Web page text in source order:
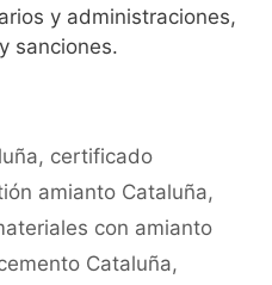
y administraciones,
sanciones.
, certificado
amianto Cataluña,
con amianto
Cataluña,